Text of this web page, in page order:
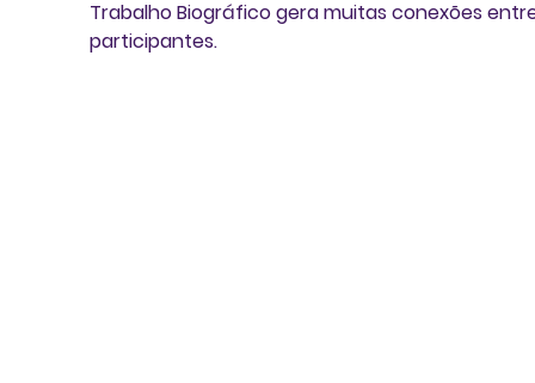
Trabalho Biográfico gera muitas conexões
participantes.